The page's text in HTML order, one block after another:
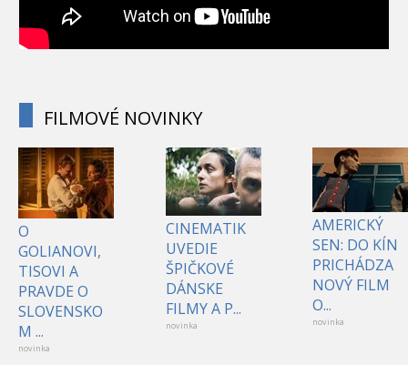
FILMOVÉ NOVINKY
O
GOLIANOVI,
TISOVI A
PRAVDE O
SLOVENSKO
M ...
novinka
CINEMATIK
UVEDIE
ŠPIČKOVÉ
DÁNSKE
FILMY A P...
novinka
AMERICKÝ
SEN: DO KÍN
PRICHÁDZA
NOVÝ FILM
O...
novinka